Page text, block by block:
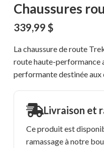
Chaussures
339,99 $
La chaussure de route
route haute-performance
performante destinée aux
Livraison et
Ce produit est
ramassage à notre